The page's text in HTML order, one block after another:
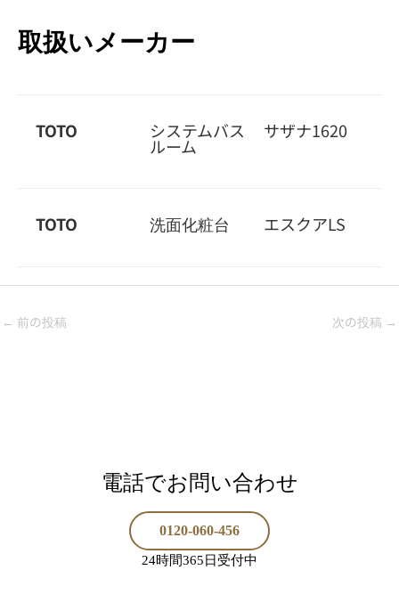
取扱いメーカー
TOTO システムバス
ルーム
サザナ1620
TOTO 洗面化粧台 エスクアLS
← 前の投稿 次の投稿 →
電話でお問い合わせ
0120-060-456
24時間365日受付中